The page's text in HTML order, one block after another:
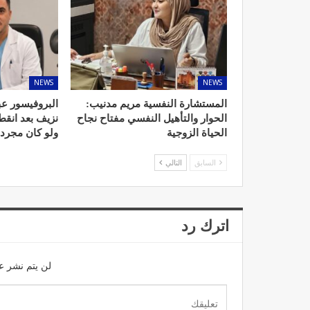
NEWS
المستشارة النفسية مريم مدنيب:
الحوار والتأهيل النفسي مفتاح نجاح
الحياة الزوجية
NEWS
البروفيسور
نزيف بعد
ولو كان
السابق التالي
اترك رد
لن يتم نشر
د. لحنش شراف: الاقتطاع
واستهداف مباشر
ديسمبر 11, 2022